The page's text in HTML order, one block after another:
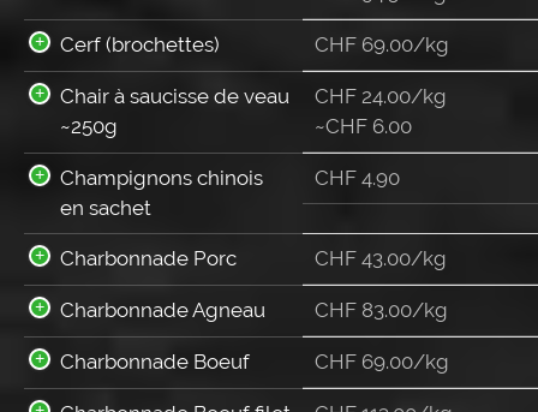
Cerf (brochettes) CHF 69.00/kg
Chair à saucisse de veau
~250g
CHF 24.00/kg
~CHF 6.00
Champignons chinois
en sachet
CHF 4.90
Charbonnade Porc CHF 43.00/kg
Charbonnade Agneau CHF 83.00/kg
Charbonnade Boeuf CHF 69.00/kg